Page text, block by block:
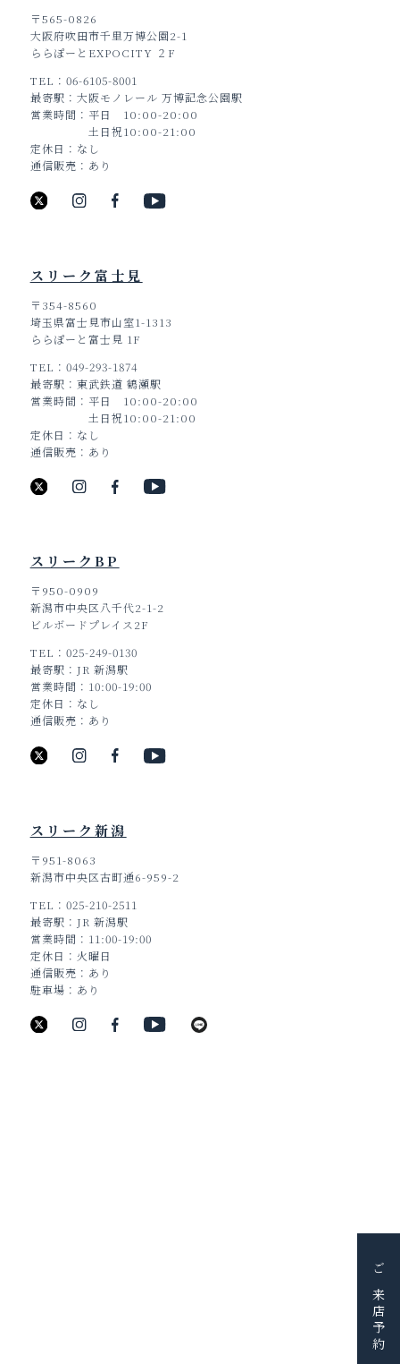
〒565-0826
大阪府吹田市千里万博公園2-1
ららぽーとEXPOCITY ２F
TEL
06-6105-8001
最寄駅
大阪モノレール 万博記念公園駅
営業時間
平日 10:00-20:00
土日祝10:00-21:00
定休日
なし
通信販売
あり
スリーク富士見
〒354-8560
埼玉県富士見市山室1-1313
ららぽーと富士見 1F
TEL
049-293-1874
最寄駅
東武鉄道 鶴瀬駅
営業時間
平日 10:00-20:00
土日祝10:00-21:00
定休日
なし
通信販売
あり
スリークBP
〒950-0909
新潟市中央区八千代2-1-2
ビルボードプレイス2F
TEL
025-249-0130
最寄駅
JR 新潟駅
営業時間
10:00-19:00
定休日
なし
通信販売
あり
スリーク新潟
〒951-8063
新潟市中央区古町通6-959-2
TEL
025-210-2511
最寄駅
JR 新潟駅
営業時間
11:00-19:00
定休日
火曜日
通信販売
あり
駐車場
あり
ご来店予約
TEL：025-211-8330